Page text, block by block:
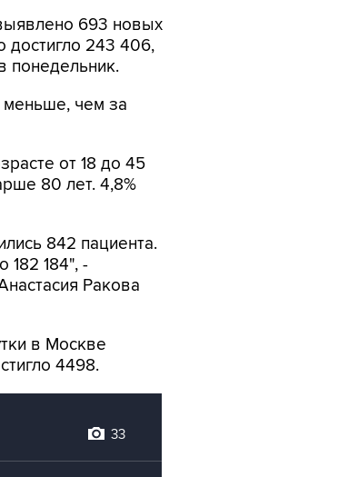
693 новых
достигло 243 406,
понедельник.
меньше, чем за
от 18 до 45
80 лет. 4,8%
842 пациента.
182 184", -
Ракова
в Москве
4498.
33